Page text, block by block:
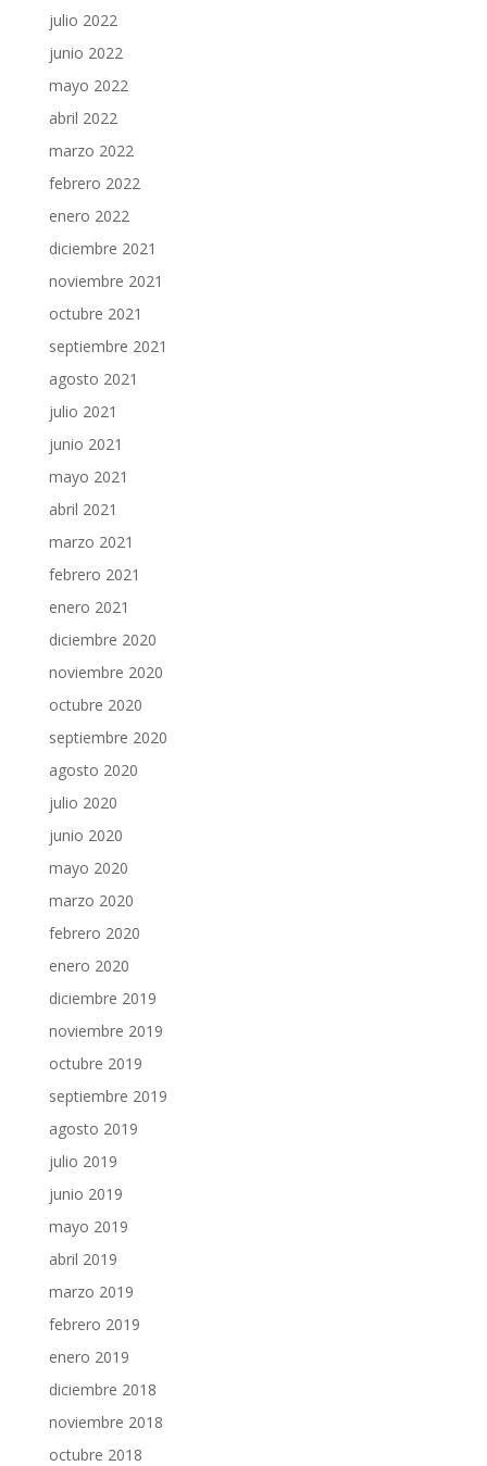
julio 2022
junio 2022
mayo 2022
abril 2022
marzo 2022
febrero 2022
enero 2022
diciembre 2021
noviembre 2021
octubre 2021
septiembre 2021
agosto 2021
julio 2021
junio 2021
mayo 2021
abril 2021
marzo 2021
febrero 2021
enero 2021
diciembre 2020
noviembre 2020
octubre 2020
septiembre 2020
agosto 2020
julio 2020
junio 2020
mayo 2020
marzo 2020
febrero 2020
enero 2020
diciembre 2019
noviembre 2019
octubre 2019
septiembre 2019
agosto 2019
julio 2019
junio 2019
mayo 2019
abril 2019
marzo 2019
febrero 2019
enero 2019
diciembre 2018
noviembre 2018
octubre 2018